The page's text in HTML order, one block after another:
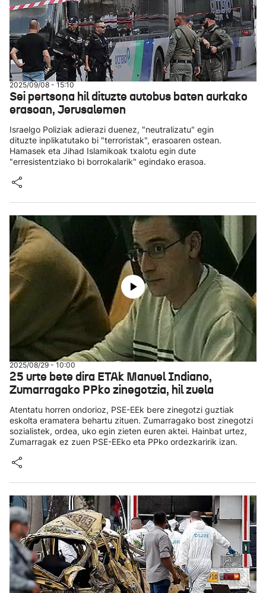
2025/09/08 - 15:10
Sei pertsona hil dituzte autobus baten aurkako
erasoan, Jerusalemen
Israelgo Poliziak adierazi duenez, "neutralizatu" egin
dituzte inplikatutako bi "terroristak", erasoaren ostean.
Hamasek eta Jihad Islamikoak txalotu egin dute
"erresistentziako bi borrokalarik" egindako erasoa.
2025/08/29 - 10:00
25 urte bete dira ETAk Manuel Indiano,
Zumarragako PPko zinegotzia, hil zuela
Atentatu horren ondorioz, PSE-EEk bere zinegotzi guztiak
eskolta eramatera behartu zituen. Zumarragako bost zinegotzi
sozialistek, ordea, uko egin zieten euren aktei. Hainbat urtez,
Zumarragak ez zuen PSE-EEko eta PPko ordezkaririk izan.